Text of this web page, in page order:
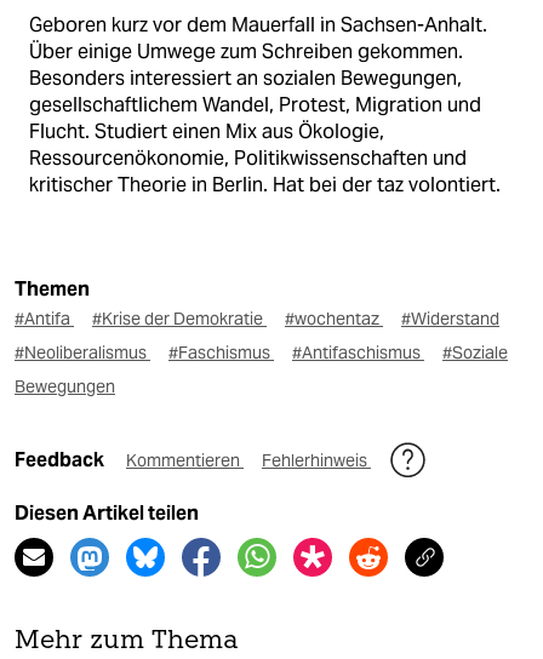
Geboren kurz vor dem Mauerfall in Sachsen-Anhalt.
Über einige Umwege zum Schreiben gekommen.
Besonders interessiert an sozialen Bewegungen,
gesellschaftlichem Wandel, Protest, Migration und
Flucht. Studiert einen Mix aus Ökologie,
Ressourcenökonomie, Politikwissenschaften und
kritischer Theorie in Berlin. Hat bei der taz volontiert.
Themen
#Antifa #Krise der Demokratie #wochentaz
#Widerstand
#Neoliberalismus
#Faschismus #Antifaschismus
#Soziale
Bewegungen
Feedback Kommentieren Fehlerhinweis
Diesen Artikel teilen
Mehr zum Thema